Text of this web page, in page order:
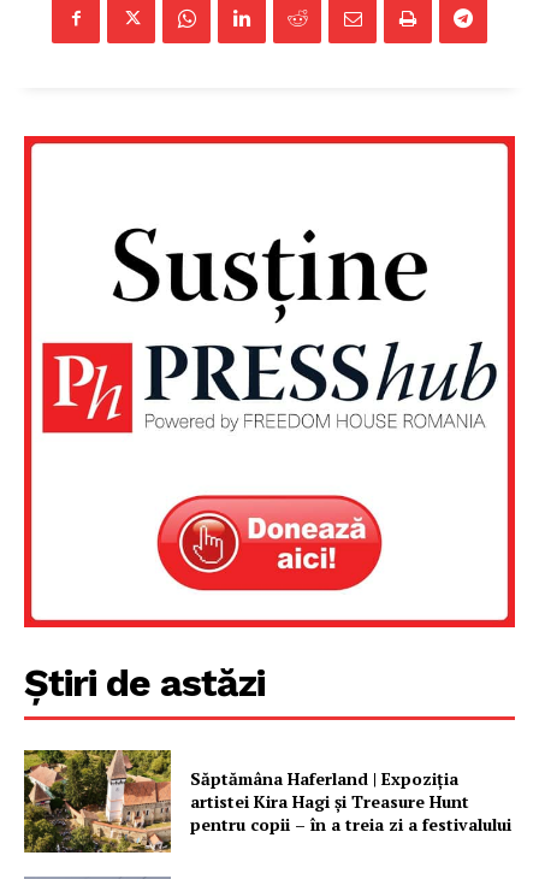
Știri de astăzi
Săptămâna Haferland | Expoziţia
artistei Kira Hagi şi Treasure Hunt
pentru copii – în a treia zi a festivalului